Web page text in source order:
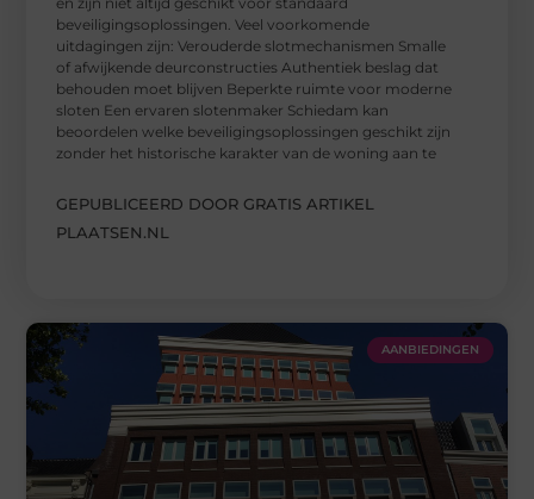
beveiligingsoplossingen. Veel voorkomende
uitdagingen zijn: Verouderde slotmechanismen Smalle
of afwijkende deurconstructies Authentiek beslag dat
behouden moet blijven Beperkte ruimte voor moderne
sloten Een ervaren slotenmaker Schiedam kan
beoordelen welke beveiligingsoplossingen geschikt zijn
zonder het historische karakter van de woning aan te
GEPUBLICEERD DOOR GRATIS ARTIKEL
PLAATSEN.NL
AANBIEDINGEN